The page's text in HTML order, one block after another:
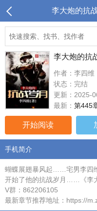
李大炮的抗
李大炮的抗
作者：李四维
状态：完结
更新：2025-
最新： 第445
开始阅读
手机简介
蝴蝶展翅暴风起……宅男李四
开始了他的抗战岁月……《李
V群：862206105
最新章节推荐地址：https://